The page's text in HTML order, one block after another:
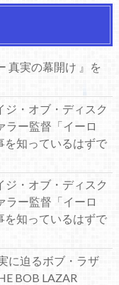
真実の幕開け 』を
ジ・オブ・ディスク
ラー監督「イーロ
を知っているはずで
・オブ・ディスク
ラー監督「イーロ
を知っているはずで
に迫るボブ・ラザ
BOB LAZAR